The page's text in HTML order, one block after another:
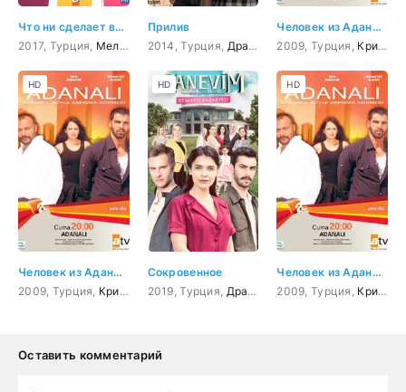
Что ни сделает влюбленный
2017, Турция, Мелодрама ,Комедия
Прилив
2014, Турция, Драма Мелодрама ,Комедия
Человек из Аданы 16 серия
2009, Турция, Криминал
Человек из Аданы 56 серия
2009, Турция, Криминал ,Боевик
HD
Сокровенное
2019, Турция, Драма
HD
Человек из Аданы 48 серия
2009, Турция, Криминал
HD
Оставить комментарий